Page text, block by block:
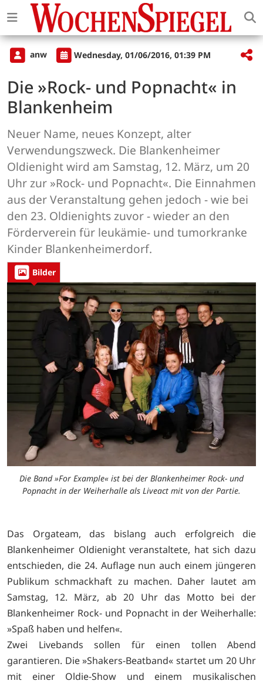
anw Wednesday, 01/06/2016, 01:39 PM
Die »Rock- und Popnacht« in
Blankenheim
Neuer Name, neues Konzept, alter
Verwendungszweck. Die Blankenheimer
Oldienight wird am Samstag, 12. März, um 20
Uhr zur »Rock- und Popnacht«. Die Einnahmen
aus der Veranstaltung gehen jedoch - wie bei
den 23. Oldienights zuvor - wieder an den
Förderverein für leukämie- und tumorkranke
Kinder Blankenheimerdorf.
Bilder
Die Band »For Example« ist bei der Blankenheimer Rock- und
Popnacht in der Weiherhalle als Liveact mit von der Partie.
Das Orgateam, das bislang auch erfolgreich die
Blankenheimer Oldienight veranstaltete, hat sich dazu
entschieden, die 24. Auflage nun auch einem jüngeren
Publikum schmackhaft zu machen. Daher lautet am
Samstag, 12. März, ab 20 Uhr das Motto bei der
Blankenheimer Rock- und Popnacht in der Weiherhalle:
»Spaß haben und helfen«.
Zwei Livebands sollen für einen tollen Abend
garantieren. Die »Shakers-Beatband« startet um 20 Uhr
mit einer Oldie-Show und einem musikalischen